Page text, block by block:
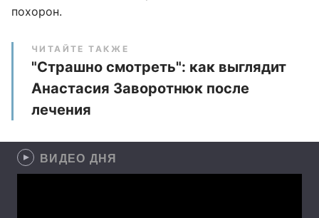
похорон.
ЧИТАЙТЕ ТАКЖЕ
"Страшно смотреть": как выглядит
Анастасия Заворотнюк после
лечения
ВИДЕО ДНЯ